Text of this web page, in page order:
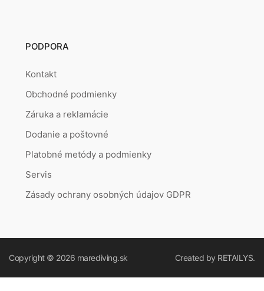
PODPORA
Kontakt
Obchodné podmienky
Záruka a reklamácie
Dodanie a poštovné
Platobné metódy a podmienky
Servis
Zásady ochrany osobných údajov GDPR
Copyright © 2026 marediving.sk Created by RETAILYS.